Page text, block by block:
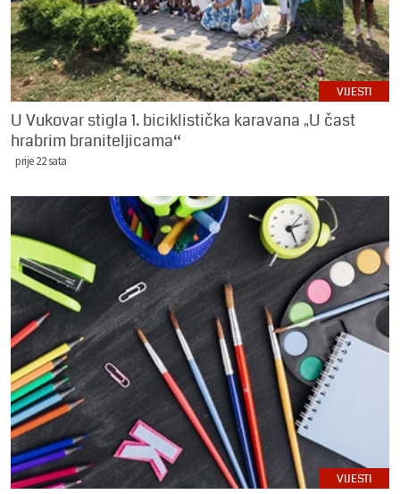
VIJESTI
U Vukovar stigla 1. biciklistička karavana „U čast
hrabrim braniteljicama“
prije 22 sata
VIJESTI